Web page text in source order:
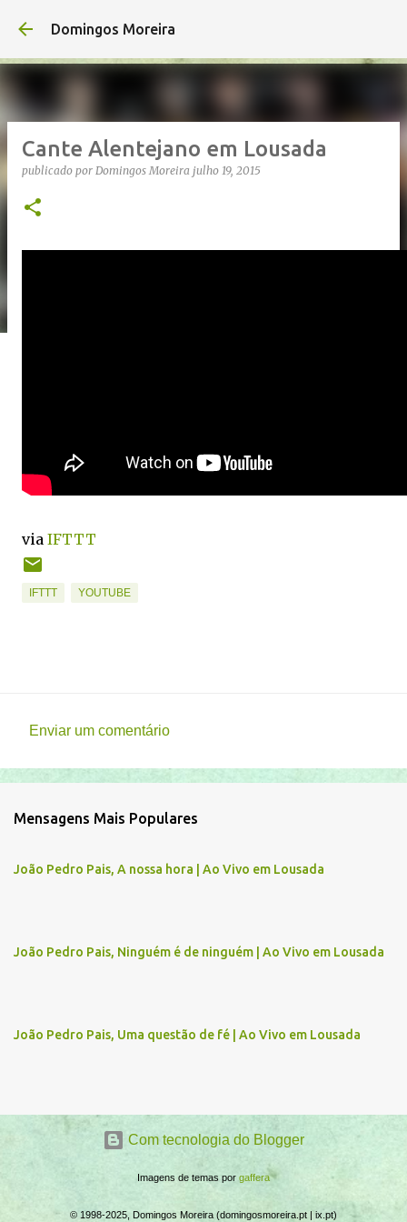
Avançar para o conteúdo principal
Domingos Moreira
Cante Alentejano em Lousada
publicado por Domingos Moreira julho 19, 2015
via IFTTT
IFTTT YOUTUBE
e
t
i
Enviar um comentário
Mensagens Mais Populares
João Pedro Pais, A nossa hora | Ao Vivo em Lousada
João Pedro Pais, Ninguém é de ninguém | Ao Vivo em Lousada
João Pedro Pais, Uma questão de fé | Ao Vivo em Lousada
Com tecnologia do Blogger
Imagens de temas por gaffera
© 1998-2025, Domingos Moreira (domingosmoreira.pt | ix.pt)